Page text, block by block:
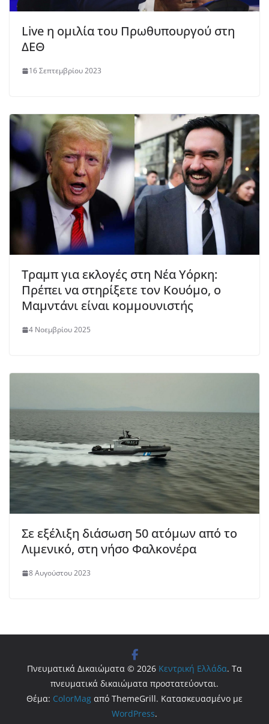
Live η ομιλία του Πρωθυπουργού στη
ΔΕΘ
16 Σεπτεμβρίου 2023
Τραμπ για εκλογές στη Νέα Υόρκη:
Πρέπει να στηρίξετε τον Κουόμο, ο
Μαμντάνι είναι κομμουνιστής
4 Νοεμβρίου 2025
Σε εξέλιξη διάσωση 50 ατόμων από το
Λιμενικό, στη νήσο Φαλκονέρα
8 Αυγούστου 2023
Πνευματικά Δικαιώματα © 2026 Κεντρική Ελλάδα. Τα
πνευματικά δικαιώματα προστατεύονται.
Θέμα: ColorMag από ThemeGrill. Κατασκευασμένο με
WordPress.